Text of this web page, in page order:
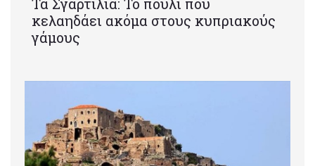
Τα Σγαρτίλια: Το πουλί που
κελαηδάει ακόμα στους κυπριακούς
γάμους